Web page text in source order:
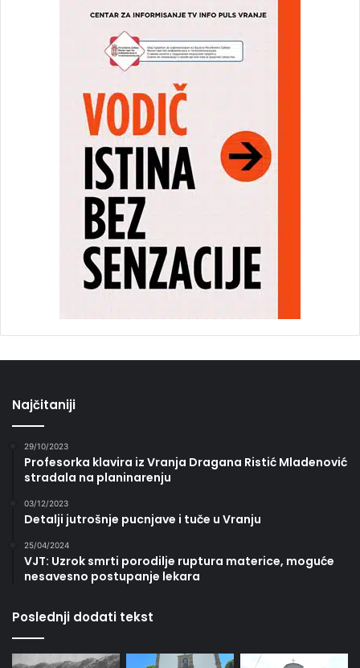
Najčitaniji
29/10/2023
Profesorka klavira iz Vranja Dragana Ristić Mladenović
stradala na planinarenju
03/12/2023
Detalji jutrošnje pucnjave i tuče u Vranju
25/04/2024
VJT: Uzrok smrti porodilje ruptura materice, moguće
nesavesno postupanje lekara
Poslednji dodati tekst